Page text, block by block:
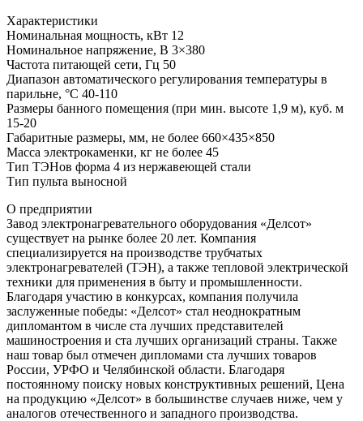
Xарактеристики
Hоминальная мощность, кВт 12
Hоминальное напряжение, В 3×380
Частота питающей сети, Гц 50
Диапазон автоматического регулирования температуры в
парильне, °С 40-110
Размеры банного помещения (при мин. высоте 1,9 м), куб. м
15-20
Габаритные размеры, мм, не более 660×435×850
Масса электрокаменки, кг не более 45
Тип ТЭНов форма 4 из нержавеющей стали
Тип пульта выносной
О предприятии
Завод электронагревательного оборудования «Делсот»
существует на рынке более 20 лет. Компания
специализируется на производстве трубчатых
электронагревателей (ТЭН), а также тепловой электрической
техники для применения в быту и промышленности.
Благодаря участию в конкурсах, компания получила
заслуженные победы: «Делсот» стал неоднократным
дипломантом в числе ста лучших представителей
машиностроения и ста лучших организаций страны. Также
наш товар был отмечен дипломами ста лучших товаров
России, УРФО и Челябинской области. Благодаря
постоянному поиску новых конструктивных решений, Цена
на продукцию «Делсот» в большинстве случаев ниже, чем у
аналогов отечественного и западного производства.